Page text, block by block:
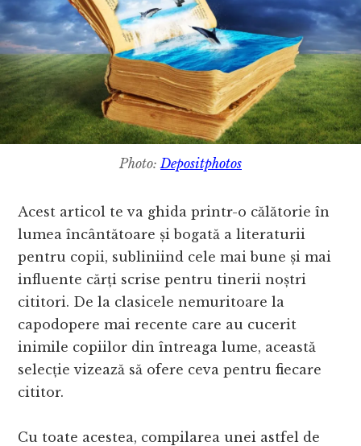
Photo:Depositphotos
Acest articol te va ghida printr-o călătorie în
lumea încântătoare și bogată a literaturii
pentru copii, subliniind cele mai bune și mai
influente cărți scrise pentru tinerii noștri
cititori. De la clasicele nemuritoare la
capodopere mai recente care au cucerit
inimile copiilor din întreaga lume, această
selecție vizează să ofere ceva pentru fiecare
cititor.
Cu toate acestea, compilarea unei astfel de